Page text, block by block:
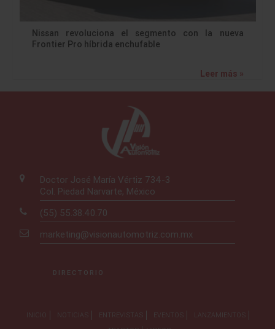
Nissan revoluciona el segmento con la nueva
Frontier Pro híbrida enchufable
Leer más »
Doctor José María Vértiz 734-3
Col. Piedad Narvarte, México
(55) 55.38.40.70
marketing@visionautomotriz.com.mx
DIRECTORIO
INICIO NOTICIAS ENTREVISTAS EVENTOS
LANZAMIENTOS